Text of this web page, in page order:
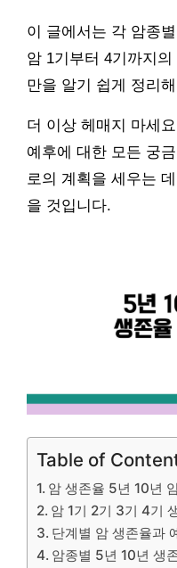
이 글에서는 각 암종
암 1기부터 4기까지
만을 알기 쉽게 정리
더 이상 헤매지 마세
예후에 대한 모든 궁
로의 계획을 세우는
을 것입니다.
Table of
암 생존율 5년 10년
암 1기 2기 3기 4기
단계별 암 생존율과
암종별 5년 10년 생